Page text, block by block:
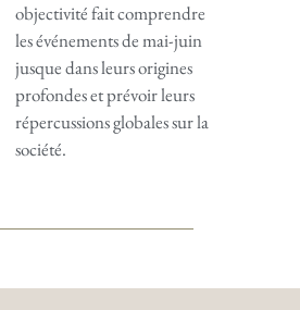
objectivité fait comprendre
les événements de mai-juin
jusque dans leurs origines
profondes et prévoir leurs
répercussions globales sur la
société.